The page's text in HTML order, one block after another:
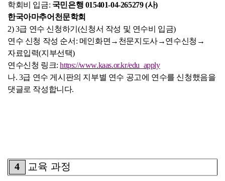
학회비 입금: 국민은행 015401-04-265279 (사)
한국아마추어천문학회
2) 3급 연수 신청하기 (신청서 작성 및 연수비 입금)
연수 신청 작성 순서 : 메인화면 → 천문지도사→연수신청 →
자료입력(지부선택)
연수신청 링크:https://www.kaas.or.kr/edu_apply
나. 3급 연수 게시판의 지부별 연수 공고에 연수를 신청했음을
댓글로 작성합니다.
4 교육 과정